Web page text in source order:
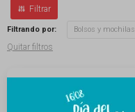
Filtrando por: Bolsos y mochilas
Quitar filtros